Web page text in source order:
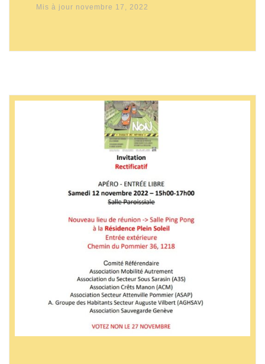
Mis à jour novembre 17, 2022